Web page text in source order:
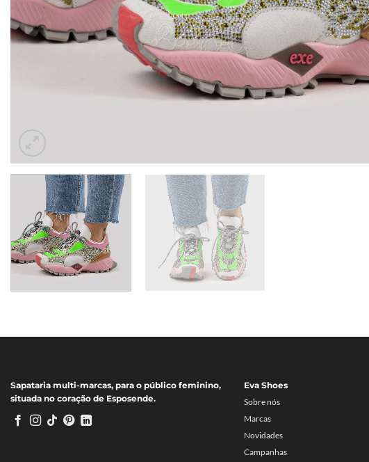
Sapataria multi-marcas, para o público feminino,
situada no coração de Esposende.
Eva Shoes
Sobre nós
Marcas
Novidades
Campanhas